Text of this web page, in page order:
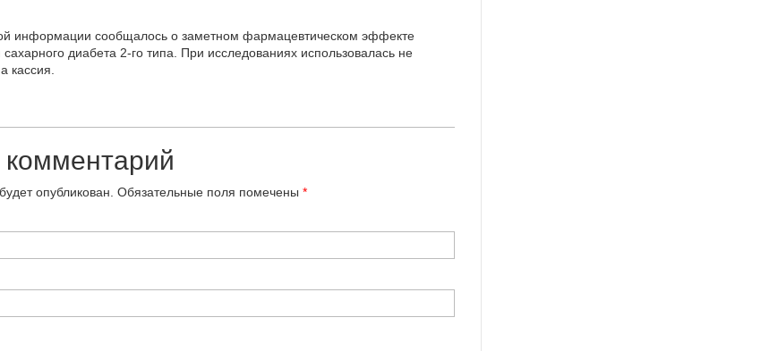
информации сообщалось о заметном фармацевтическом эффекте
диабета 2-го типа. При исследованиях использовалась не
кассия.
опубликован. Обязательные поля помечены *